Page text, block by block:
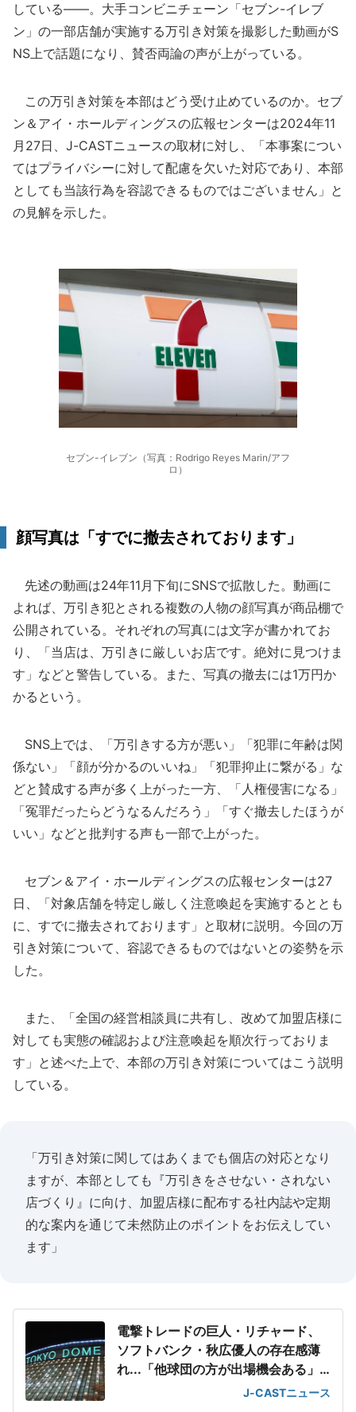
している――。大手コンビニチェーン「セブン-イレブ
ン」の一部店舗が実施する万引き対策を撮影した動画がS
NS上で話題になり、賛否両論の声が上がっている。
この万引き対策を本部はどう受け止めているのか。セブ
ン＆アイ・ホールディングスの広報センターは2024年11
月27日、J-CASTニュースの取材に対し、「本事案につい
てはプライバシーに対して配慮を欠いた対応であり、本部
としても当該行為を容認できるものではございません」と
の見解を示した。
セブン-イレブン（写真：Rodrigo Reyes Marin/アフ
ロ）
顔写真は「すでに撤去されております」
先述の動画は24年11月下旬にSNSで拡散した。動画に
よれば、万引き犯とされる複数の人物の顔写真が商品棚で
公開されている。それぞれの写真には文字が書かれてお
り、「当店は、万引きに厳しいお店です。絶対に見つけま
す」などと警告している。また、写真の撤去には1万円か
かるという。
SNS上では、「万引きする方が悪い」「犯罪に年齢は関
係ない」「顔が分かるのいいね」「犯罪抑止に繋がる」な
どと賛成する声が多く上がった一方、「人権侵害になる」
「冤罪だったらどうなるんだろう」「すぐ撤去したほうが
いい」などと批判する声も一部で上がった。
セブン＆アイ・ホールディングスの広報センターは27
日、「対象店舗を特定し厳しく注意喚起を実施するととも
に、すでに撤去されております」と取材に説明。今回の万
引き対策について、容認できるものではないとの姿勢を示
した。
また、「全国の経営相談員に共有し、改めて加盟店様に
対しても実態の確認および注意喚起を順次行っておりま
す」と述べた上で、本部の万引き対策についてはこう説明
している。
「万引き対策に関してはあくまでも個店の対応となり
ますが、本部としても『万引きをさせない・されない
店づくり』に向け、加盟店様に配布する社内誌や定期
的な案内を通じて未然防止のポイントをお伝えしてい
ます」
電撃トレードの巨人・リチャード、
ソフトバンク・秋広優人の存在感薄
れ...「他球団の方が出場機会ある」
J-CASTニュース